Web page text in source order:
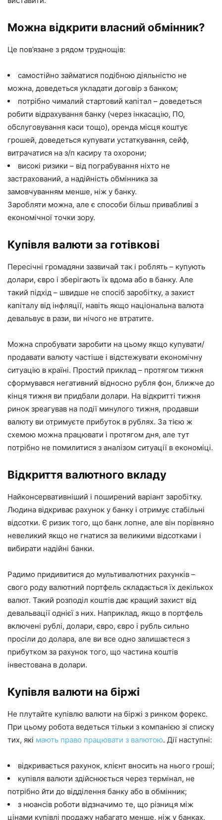
Можна відкрити власний обмінник?
Це пов’язане з рядом труднощів:
самостійно займатися подібною діяльністю не
можна, доведеться укладати договір з банком;
потрібно чималий стартовий капітал – доведеться
робити відрахування банку (через інкасацію, ПО,
обслуговування каси тощо), оренда місця коштує
грошей, доведеться купувати устаткування, сейф,
витрачатися на з/п касиру та охорони;
високі ризики – від пограбування ніхто не
застрахований, а надійність обмінника за
замовчуванням менше, ніж у банку.
Заробляти можна, але є способи більш привабливі з
економічної точки зору.
Купівля валюти за готівкові
Пересічні громадяни зазвичай так і роблять – купують
долари, євро і зберігають їх вдома або в банку. Але
такий підхід – швидше не спосіб заробітку, а захист
капіталу від інфляції, навіть якщо національна валюта
девальвує в рази, ви нічого не втратите.
Можна спробувати заробити на цьому якщо купувати/
продавати валюту частіше і відстежувати економічну
ситуацію в країні. Простий приклад – протягом тижня
сформувався негативний відносно рубля фон, ближче до
кінця тижня ви придбали долари. На відкритті тижня
ринок зреагував на події минулого тижня, продавши
валюту ви отримуєте прибуток в рублях. За тією ж
схемою можна працювати і протягом дня, але тут
потрібно не помилитися з аналізом ситуації в економіці.
Відкриття валютного вкладу
Найконсервативніший і поширений варіант заробітку.
Людина відкриває рахунок у банку і отримує стабільні
відсотки. Є ризик того, що банк лопне, але він порівняно
невеликий якщо не гнатися за великими відсотками і
вибирати надійні банки.
Радимо придивитися до мультивалютних рахунків –
свого роду валютний портфель складається їх декількох
валют. Такий розподіл коштів дає кращий захист від
девальвації однієї з них. Наприклад, якщо в портфель
включені рублі, долари, євро, євро і рубль сильно
просіли до долара, але ви все одно залишаєтеся з
прибутком за рахунок того, що частина коштів
інвестована в долари.
Купівля валюти на біржі
Не плутайте купівлю валюти на біржі з ринком форекс.
При цьому робота ведеться тільки з компанією зі списку
тих, які мають право працювати з валютою. Дії наступні:
відкривається рахунок, клієнт вносить на нього гроші;
купівля валюти здійснюється через термінал, не
потрібно йти до відділення банку або в обмінник;
з нюансів роботи відзначимо те, що різниця між
цінами купівлі продажу набагато менше, ніж у банках.